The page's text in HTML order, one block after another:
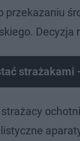
Decyzja
strażakami